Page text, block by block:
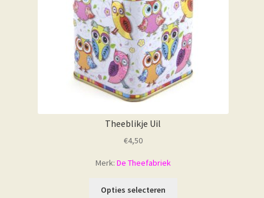
Theeblikje Uil
€4,50
Merk: De Theefabriek
Opties selecteren